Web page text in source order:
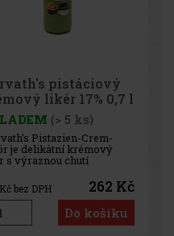
Amaro from
Alps 0,7l 30%
(> 5 ks)
Amaro from the Alps
likér, který v sobě
esenci Alp a stoleté
Vyráběný s použitím
surovin a tradičních
tento likér přináší
chuť a aroma, které
každého znalce.
a výroba
Kč bez DPH 437 Kč
Do košíku